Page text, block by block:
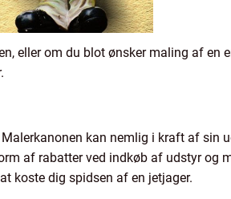
eller om du blot ønsker maling af en
kan nemlig i kraft af sin
af rabatter ved indkøb af udstyr og
koste dig spidsen af en jetjager.